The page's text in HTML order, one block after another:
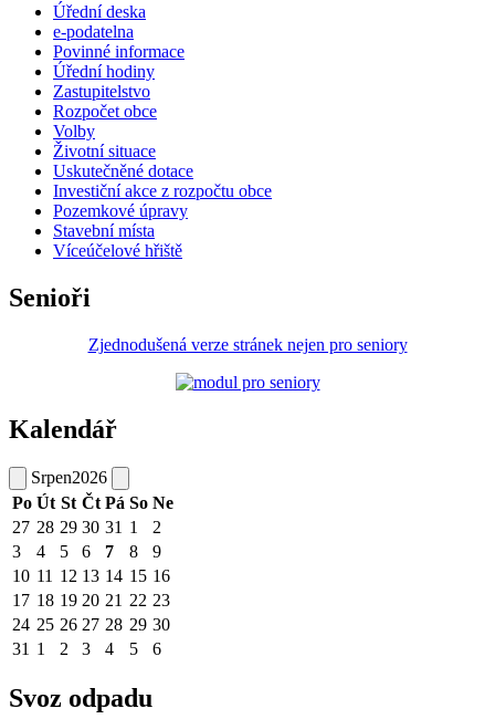
Úřední deska
e-podatelna
Povinné informace
Úřední hodiny
Zastupitelstvo
Rozpočet obce
Volby
Životní situace
Uskutečněné dotace
Investiční akce z rozpočtu obce
Pozemkové úpravy
Stavební místa
Víceúčelové hřiště
Senioři
Zjednodušená verze stránek nejen pro seniory
Kalendář
Srpen2026
Po Út St Čt Pá So Ne
27 28 29 30 31 1
2
3
4 5 6 7 8
9
10 11 12 13 14 15 16
17 18 19 20 21 22 23
24 25 26 27 28 29 30
31 1 2 3 4 5 6
Svoz odpadu